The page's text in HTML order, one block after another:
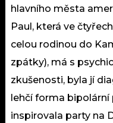
hlavního města
Paul, která ve
celou rodinou do
zpátky), má s
zkušenosti, byla jí
lehčí forma bipolární
inspirovala party na